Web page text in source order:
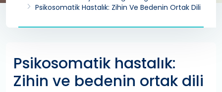
Psikosomatik Hastalık: Zihin Ve Bedenin Ortak Dili
Psikosomatik hastalık:
Zihin ve bedenin ortak dili